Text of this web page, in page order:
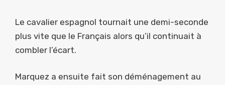
Le cavalier espagnol tournait une demi-seconde
plus vite que le Français alors qu’il continuait à
combler l’écart.
Marquez a ensuite fait son déménagement au